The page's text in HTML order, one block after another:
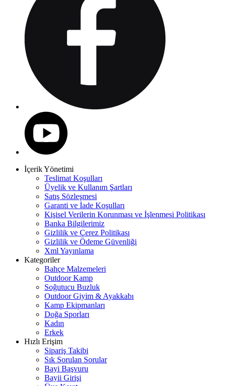
İçerik Yönetimi
Teslimat Koşulları
Üyelik ve Kullanım Şartları
Satış Sözleşmesi
Garanti ve İade Koşulları
Kişisel Verilerin Korunması ve İşlenmesi Politikası
Banka Bilgilerimiz
Gizlilik ve Çerez Politikası
Gizlilik ve Ödeme Güvenliği
Xml Yayınlama
Kategoriler
Bahçe Malzemeleri
Outdoor Kamp
Soğutucu Buzluk
Outdoor Giyim & Ayakkabı
Kamp Ekipmanları
Doğa Sporları
Kadın
Erkek
Hızlı Erişim
Sipariş Takibi
Sık Sorulan Sorular
Bayi Başvuru
Bayii Girişi